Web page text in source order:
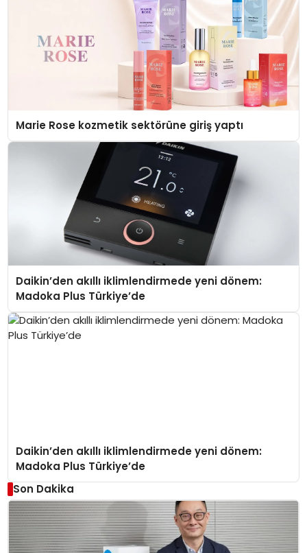
Marie Rose kozmetik sektörüne giriş yaptı
Daikin’den akıllı iklimlendirmede yeni dönem:
Madoka Plus Türkiye’de
Daikin’den akıllı iklimlendirmede yeni dönem:
Madoka Plus Türkiye’de
Son Dakika